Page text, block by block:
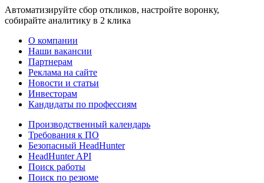
Автоматизируйте сбор откликов, настройте воронку,
собирайте аналитику в 2 клика
О компании
Наши вакансии
Партнерам
Реклама на сайте
Новости и статьи
Инвесторам
Кандидаты по профессиям
Производственный календарь
Требования к ПО
Безопасный HeadHunter
HeadHunter API
Поиск работы
Поиск по резюме